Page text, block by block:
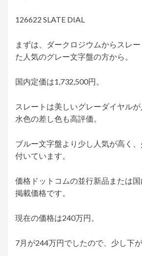
126622 SLATE DIAL
まずは、ダークロジウムからスレ
た人気のグレー文字盤の方から。
国内定価は1,732,500円。
スレートは美しいグレーダイヤルが
水色の差し色も高評価。
ブルー文字盤より少し人気が高く
付いています。
価格ドットコムの並行新品または
掲載価格です。
現在の価格は240万円。
7月が244万円でしたので、少し下